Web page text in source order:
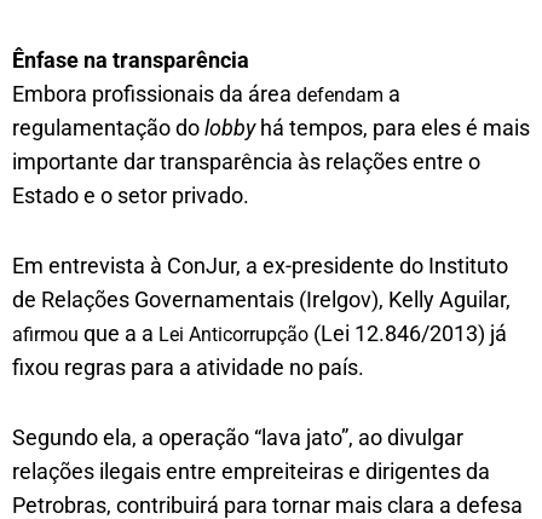
Ênfase na transparência
Embora profissionais da área defendam a
regulamentação dolobbyhá tempos, para eles é mais
importante dar transparência às relações entre o
Estado e o setor privado.
Em entrevista à ConJur, a ex-presidente do Instituto
de Relações Governamentais (Irelgov), Kelly Aguilar,
afirmou que a a Lei Anticorrupção (Lei 12.846/2013) já
fixou regras para a atividade no país.
Segundo ela, a operação “lava jato”, ao divulgar
relações ilegais entre empreiteiras e dirigentes da
Petrobras, contribuirá para tornar mais clara a defesa